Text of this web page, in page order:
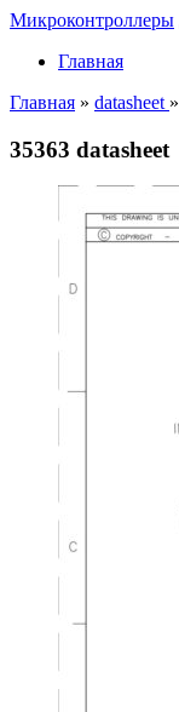
Микроконтроллеры
Главная
Главная » datasheet »
35363 datasheet